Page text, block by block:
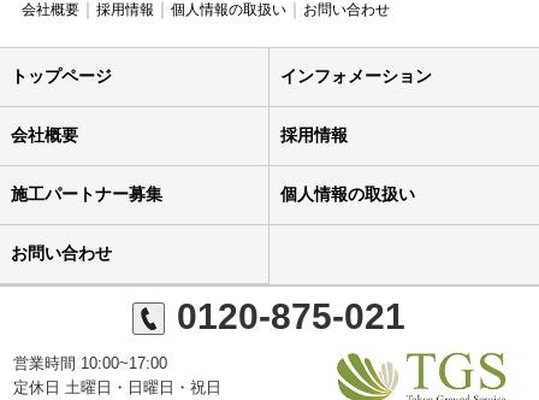
会社概要
採用情報 個人情報の取扱い お問い合わせ
トップページ インフォメーション
会社概要 採用情報
施工パートナー募集 個人情報の取扱い
お問い合わせ
0120-875-021
営業時間 10:00~17:00
定休日 土曜日・日曜日・祝日